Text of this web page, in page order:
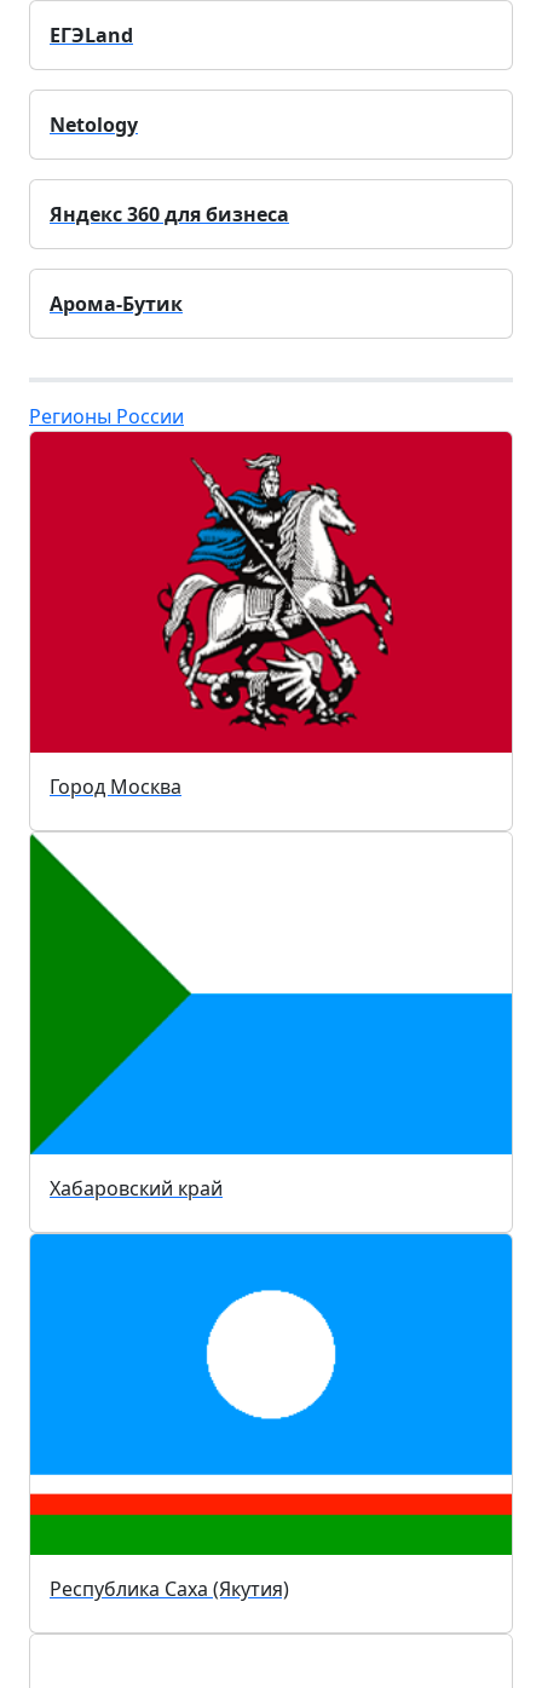
ЕГЭLand
Netology
Яндекс 360 для бизнеса
Арома-Бутик
Регионы России
Город Москва
Хабаровский край
Республика Саха (Якутия)